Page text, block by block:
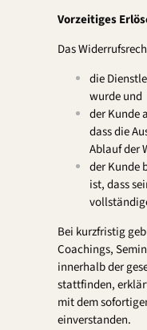
Vorzeitiges
Das
die
wurde und
der Kunde
dass die
Ablauf der
der Kunde
ist, dass
Bei kurzfristig
Coachings,
innerhalb der
stattfinden,
mit dem
einverstanden.